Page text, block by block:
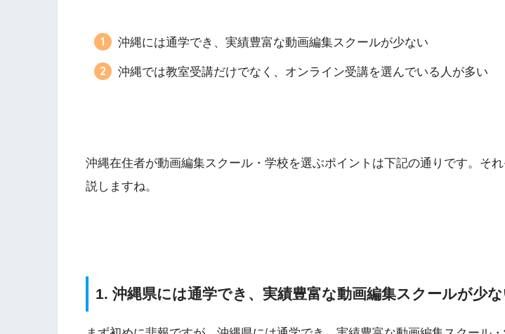
沖縄には通学でき、実績豊富な動画編集スクールが少ない
沖縄では教室受講だけでなく、オンライン受講を選んでいる人が多い
沖縄在住者が動画編集スクール・学校を選ぶポイントは下記の通りです。そ
説しますね。
1. 沖縄県には通学でき、実績豊富な動画編集スクールが少